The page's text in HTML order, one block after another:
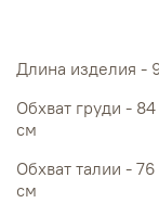
Длина изделия -
Обхват груди - 84
Обхват талии - 76